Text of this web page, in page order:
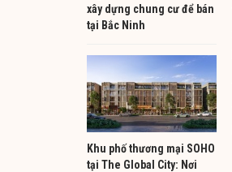
xây dựng chung cư để bán
tại Bắc Ninh
Khu phố thương mại SOHO
tại The Global City: Nơi